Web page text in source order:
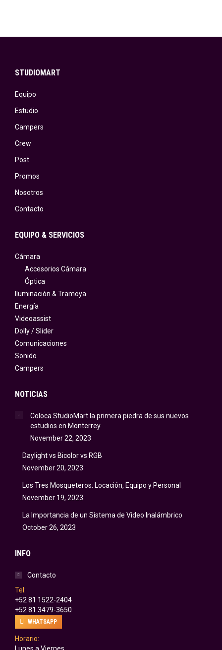
STUDIOMART
Equipo
Estudio
Campers
Crew
Post
Promos
Nosotros
Contacto
EQUIPO & SERVICIOS
Cámara
Accesorios Cámara
Óptica
Iluminación & Tramoya
Energía
Videoassist
Dolly / Slider
Comunicaciones
Sonido
Campers
NOTICIAS
Coloca StudioMart la primera piedra de sus nuevos
estudios en Monterrey
November 22, 2023
Daylight vs Bicolor vs RGB
November 20, 2023
Los Tres Mosqueteros: Locación, Equipo y Personal
November 19, 2023
La Importancia de un Sistema de Video Inalámbrico
October 26, 2023
INFO
Contacto
Tel:
+52 81 1522-2404
+52 81 3479-3650
WHATSAPP
Horario: